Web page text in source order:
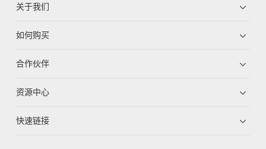
关于我们
如何购买
合作伙伴
资源中心
快速链接